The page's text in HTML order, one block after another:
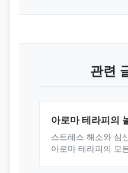
관련
아로마 테라피의
스트레스 해소와 심
아로마 테라피의 모